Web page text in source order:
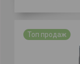
Топ продаж